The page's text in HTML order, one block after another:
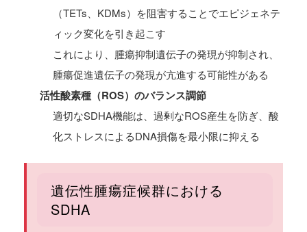
（TETs、KDMs）を阻害することでエピジェネテ
ィック変化を引き起こす
これにより、腫瘍抑制遺伝子の発現が抑制され、
腫瘍促進遺伝子の発現が亢進する可能性がある
活性酸素種（ROS）のバランス調節
適切なSDHA機能は、過剰なROS産生を防ぎ、酸
化ストレスによるDNA損傷を最小限に抑える
遺伝性腫瘍症候群における
SDHA